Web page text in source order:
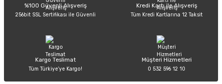
Ürün bilgilerinde hatalar bulunuyor.
Ürün fiyatı diğer sitelerden daha pahalı.
%100 Güvenli Alışveriş
256bit SSL Sertifikası ile Güvenli
Kredi Kartı ile Alışveriş
Tüm Kredi Kartlarına 12 Taksit
Kargo Teslimat
Tüm Türkiye’ye Kargo!
Müşteri Hizmetleri
0 532 596 12 10